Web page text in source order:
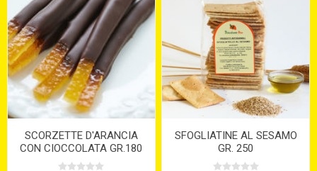
SCORZETTE D'ARANCIA
CON CIOCCOLATA GR.180
SFOGLIATINE AL SESAMO
GR. 250